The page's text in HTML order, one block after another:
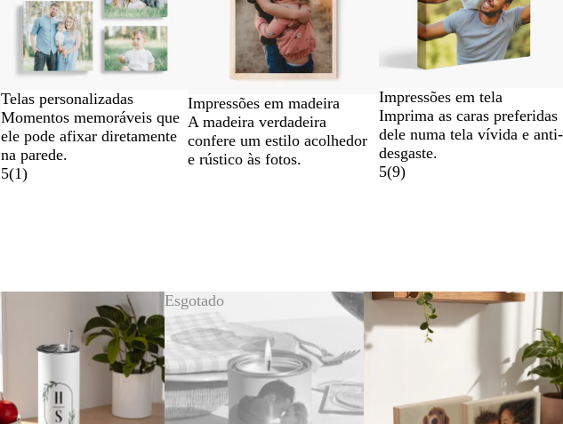
Telas personalizadas
Momentos memoráveis que
ele pode afixar diretamente
na parede.
5(1)
Impressões em madeira
A madeira verdadeira
confere um estilo acolhedor
e rústico às fotos.
Impressões em tela
Imprima as caras preferidas
dele numa tela vívida e anti-
desgaste.
5(9)
Esgotado